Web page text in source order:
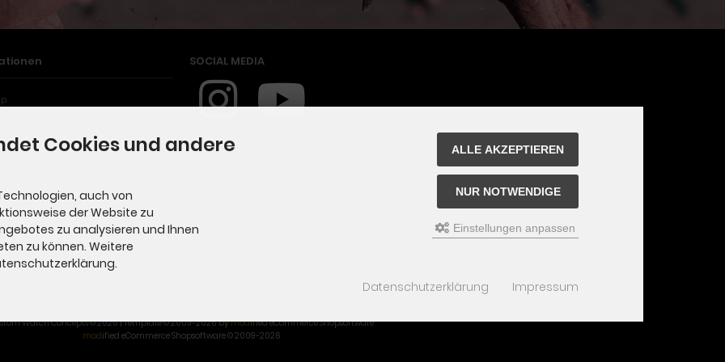
SOCIAL MEDIA
Watch Concepts © 2026 | Template © 2009-2026 bymodified eCommerce Shopsoftware
modified eCommerce Shopsoftware © 2009-2026
Cookies und andere
auch von
der Website zu
zu analysieren und Ihnen
zu können. Weitere
ALLE AKZEPTIEREN
NUR NOTWENDIGE
Einstellungen anpassen
Datenschutzerklärung Impressum